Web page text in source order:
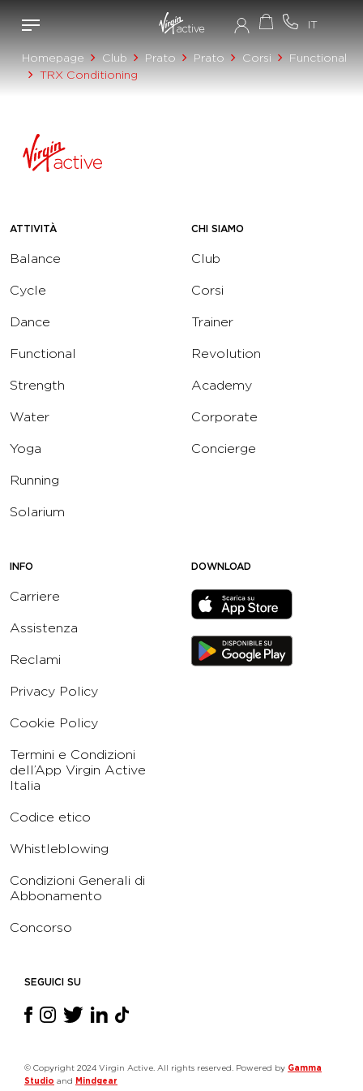
Homepage Club Prato Prato Corsi
Functional
TRX Conditioning
ATTIVITÀ
Balance
Cycle
Dance
Functional
Strength
Water
Yoga
Running
Solarium
CHI SIAMO
Club
Corsi
Trainer
Revolution
Academy
Corporate
Concierge
INFO
Carriere
Assistenza
Reclami
Privacy Policy
Cookie Policy
Termini e Condizioni
dell’App Virgin Active
Italia
Codice etico
Whistleblowing
Condizioni Generali di
Abbonamento
Concorso
DOWNLOAD
SEGUICI SU
© Copyright 2024 Virgin Active. All rights reserved. Powered by Gamma
Studio and Mindgear